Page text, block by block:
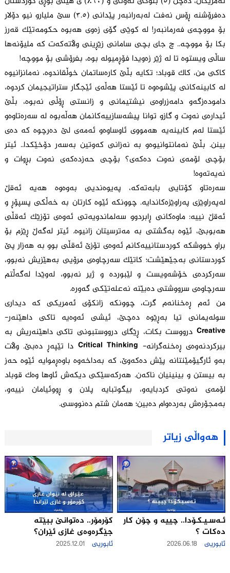
دەفرۆشنە ڕۆس نەفت لەبەرانبەر پێدانی (٣.٥) سێ ملیارو نیو دۆلار
بۆ مووچەی فەرمانبەر! لە کوێی گۆی زەوی هەبوە حکومەتێک قەرز
بکا بۆ مووچە.. چ جای بچی سامانی زێڕینی وڵاتەکەت کە ملیۆنەها
ساڵی ویستوە تا لە ژێر زەویدا فۆڕمیولە بوە، بفرۆشی بۆ مووچە!
کاکی من، کاک قوباد؛ تکایە بڵێ کارەساتمان خوڵقاندوە، نەمانزانیوە
لە کابینەکانی پێشوەوە تا ئێستا هەڵەی ئێجگار ستراتیجیمان کردوە،
دامودەزگەو دامەزراوەی نیشتیمانی و زانستی ڕۆڵی نەبوە، بڵێ
ئیدارەی نەوت و گازو توانا پیشەسازییەکانمان هەڵەبوە لە سەرەتاوەو
ئێستا لەم کابینەیە هەمووی ئاوساوەو ئەمەی لێ دەرچوە کە دەی
بینن. بڵێ نەمانتوانیوەو بە نەزانی کەوتین بەسەر دۆخێکدا.. ئیتر
بۆچی لۆمەی نەوت دەکەی؟ بۆچی حەزدەکەی نەوت بڕوات و
نەیەتەوە!
سەرەتاو کۆتایی بابەتەکە، پەیوەندیی بەوەوە هەیە ئەقڵ
لەپەراوێزی پەراوێزەکاندایە. چوونکە ئێوە کارتان بە خەڵکی پسپۆڕ و
ئەقڵ نییە: ماوەکانی ڕابردوو سەلماندویەتی ئەوەی تۆزێک ئەقڵی
هەبوبێ، ئێوە بەگشتی بە مەترسیتان زانیوە. ئیتر لەگەڵ ڕێزم بۆ
براو خووشکە کوردستانییەکانم ئەوەی تۆزێ ئەقڵی بوو بە هەزار پێ
کوردستانی بەجێهێشت؛ کاتێک سەرچاوەی مرۆیی بەهێزیش نەبوو،
سەرکردەی خۆشەویست و لێبوردە و ژیر نەبوو، لەوێدا لەگەڵتم
سەرچاوەی سرووشتی دەبێتە نەعلەتێکی گەورە.
من ئەم ڕەخنانەم گرت، چوونکە زانکۆی ئەمریکی کە دیداری
سولەیمانی تیا بەڕێوە دەچێ، ئیشی ئەوەیە تاکی داهێنەر-
Creative درووست بکات، ڕێگای درووستبونی تاکی داهێنەریش بە
بیرکردنەوەی ڕەخنەگرانە- Critical Thinking دا تێپەڕ دەبێ. وڵات
بەو ئارگیۆمێنتانە پێش دەکەوێ، کە بەداخەوە باوەڕموایە ئێوە حەز
بە بیستن و بینینیان ناکەن. هەرکەسێکی دیکەش ئاوها وەک قوباد
لۆمەی نەوتی کردبایەو، بیگوتبایە پلان و ڕووئیامان نییەو،
بەمجۆرەش بەردەوام دەبین؛ هەمان شتم دەنووسی.
هەواڵی زیاتر
ئـەسـیـکـۆدا.. چییه‌ و چۆن كار
ده‌كات ؟
ئابوریی 2026.06.18
كۆرمۆر.. دەتوانێ ببێتە
جێگرەوەی غازی ئێران؟
ئابوریی 2025.12.01